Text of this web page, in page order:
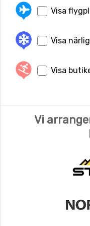
Visa
Visa
Visa
Vi